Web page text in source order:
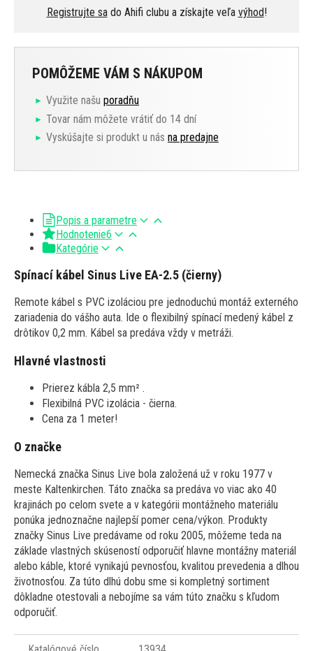
Registrujte sado Ahifi clubu a získajte veľa výhod!
POMÔŽEME VÁM S NÁKUPOM
Využite našu poradňu
Tovar nám môžete vrátiť do 14 dní
Vyskúšajte si produkt u nás na predajne
Popis a parametre
Hodnotenie6
Kategórie
Spínací kábel Sinus Live EA-2.5 (čierny)
Remote kábel s PVC izoláciou pre jednoduchú montáž externého
zariadenia do vášho auta. Ide o flexibilný spínací medený kábel z
drôtikov 0,2 mm. Kábel sa predáva vždy v metráži.
Hlavné vlastnosti
Prierez kábla 2,5 mm² .
Flexibilná PVC izolácia - čierna.
Cena za 1 meter!
O značke
Nemecká značka Sinus Live bola založená už v roku 1977 v
meste Kaltenkirchen. Táto značka sa predáva vo viac ako 40
krajinách po celom svete a v kategórii montážneho materiálu
ponúka jednoznačne najlepší pomer cena/výkon. Produkty
značky Sinus Live predávame od roku 2005, môžeme teda na
základe vlastných skúseností odporučiť hlavne montážny materiál
alebo káble, ktoré vynikajú pevnosťou, kvalitou prevedenia a dlhou
životnosťou. Za túto dlhú dobu sme si kompletný sortiment
dôkladne otestovali a nebojíme sa vám túto značku s kľudom
odporučiť.